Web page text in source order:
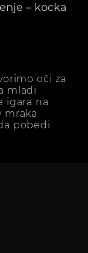
– kocka
oči za
mladi
igara na
mraka
pobedi